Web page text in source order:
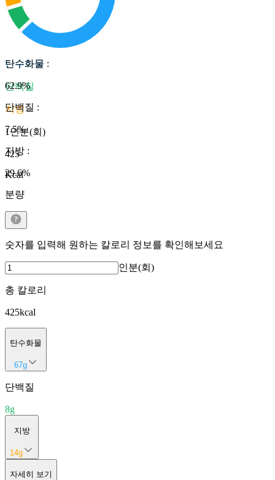
탄수화물
단백질
지방
1인분(회)
425
Kcal
탄수화물 :
62.9%
단백질 :
7.5%
지방 :
29.6%
분량
숫자를 입력해 원하는 칼로리 정보를 확인해보세요
인분(회)
총 칼로리
425kcal
탄수화물
67g
단백질
8g
지방
14g
자세히 보기